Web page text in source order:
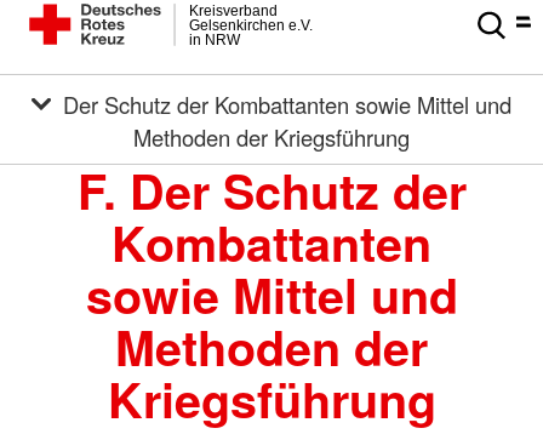
in NRW
Gelsenkirchen e.V.
Kreisverband
Methoden der Kriegsführung
F. Der Schutz der
Kombattanten
sowie Mittel und
Methoden der
Kriegsführung